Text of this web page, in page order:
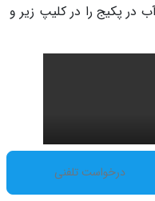
در پکیج را در کلیپ زیر و
درخواست تلفنی